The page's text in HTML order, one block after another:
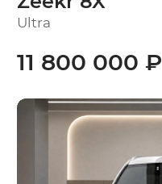
Ultra
11 800 000 ₽